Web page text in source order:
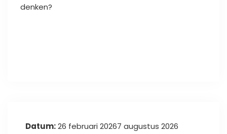
denken?
Datum:26 februari 20267 augustus 2026